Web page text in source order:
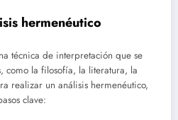
hermenéutico
técnica de interpretación que se
como la filosofía, la literatura, la
realizar un análisis hermenéutico,
clave: